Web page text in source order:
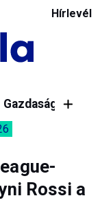
Hírlevél
Gazdaság
Rossi a